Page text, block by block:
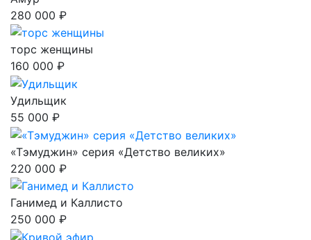
280 000 ₽
торс женщины
160 000 ₽
Удильщик
55 000 ₽
«Тэмуджин» серия «Детство великих»
220 000 ₽
Ганимед и Каллисто
250 000 ₽